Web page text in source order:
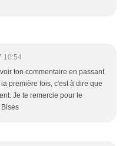
10:54
ton commentaire en passant
première fois, c'est à dire que
Je te remercie pour le